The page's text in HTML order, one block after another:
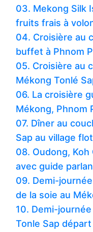
03. Mekong Silk
fruits frais à
04. Croisière au
buffet à Phnom
05. Croisière au
Mékong Tonlé
06. La croisière
Mékong, Phnom
07. Dîner au
Sap au village
08. Oudong,
avec guide
09. Demi-
de la soie au
10. Demi-
Tonle Sap